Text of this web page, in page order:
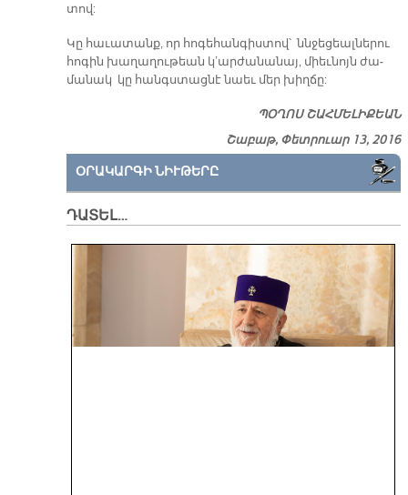
տով:
Կը հա­ւա­տանք, որ հո­գե­հան­գիս­տով՝ ննջե­ցեալ­նե­րու
հո­գին խա­ղա­ղու­թեան կ’ար­ժա­նա­նայ, միեւ­նոյն ժա­
մա­նակ կը հանգս­տաց­նէ նաեւ մեր խիղ­ճը:
ՊՕՂՈՍ ՇԱՀՄԵԼԻՔԵԱՆ
Շաբաթ, Փետրուար 13, 2016
ՕՐԱԿԱՐԳԻ ՆԻՒԹԵՐԸ
ԴԱՏԵԼ…